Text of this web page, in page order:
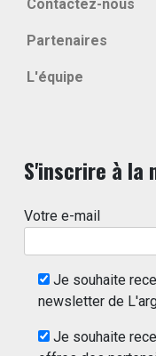
Contactez-nous
Partenaires
L'équipe
S'inscrire à la
Votre e-mail
Je souhaite
newsletter de
Je souhaite